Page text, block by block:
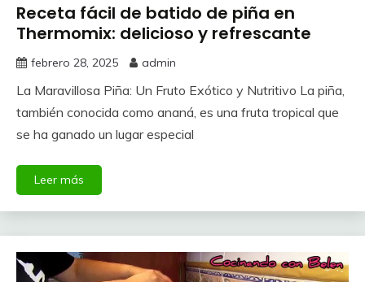
Receta fácil de batido de piña en
Thermomix: delicioso y refrescante
febrero 28, 2025 admin
La Maravillosa Piña: Un Fruto Exótico y Nutritivo La piña,
también conocida como ananá, es una fruta tropical que
se ha ganado un lugar especial
Leer más